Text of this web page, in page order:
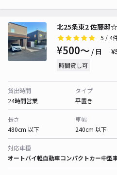
北25条東2 佐藤邸
5 / 4
¥500〜 / 日
時間貸し可
貸出時間
24時間営業
タイプ
平置き
長さ
480cm 以下
車幅
240cm 以下
対応車種
オートバイ軽自動車コンパクトカー中型